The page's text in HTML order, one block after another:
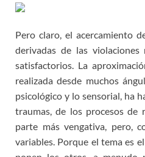
Pero claro, el acercamiento
derivadas de las
satisfactorios. La
realizada desde muchos
psicológico y lo sensorial, ha
traumas, de los procesos de
parte más vengativa, pero,
variables. Porque el tema es